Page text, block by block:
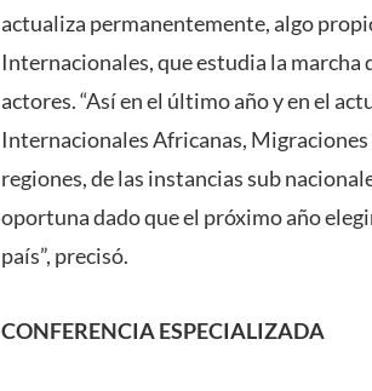
actualiza permanentemente, algo
Internacionales, que estudia la
actores. “Así en el último año y en el
Internacionales Africanas,
regiones, de las instancias sub
oportuna dado que el próximo año
país”, precisó.
CONFERENCIA ESPECIALIZADA